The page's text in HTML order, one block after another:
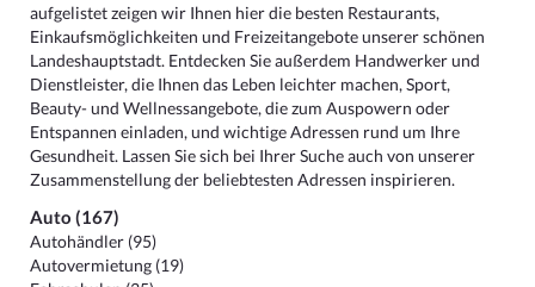
aufgelistet zeigen wir Ihnen hier die besten Restaurants,
Einkaufsmöglichkeiten und Freizeitangebote unserer schönen
Landeshauptstadt. Entdecken Sie außerdem Handwerker und
Dienstleister, die Ihnen das Leben leichter machen, Sport,
Beauty- und Wellnessangebote, die zum Auspowern oder
Entspannen einladen, und wichtige Adressen rund um Ihre
Gesundheit. Lassen Sie sich bei Ihrer Suche auch von unserer
Zusammenstellung der beliebtesten Adressen inspirieren.
Auto (167)
Autohändler (95)
Autovermietung (19)